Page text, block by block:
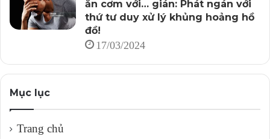
ăn cơm với… gián: Phát ngán với
thứ tư duy xử lý khủng hoảng hồ
đồ!
17/03/2024
Mục lục
Trang chủ